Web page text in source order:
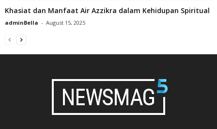
Khasiat dan Manfaat Air Azzikra dalam Kehidupan Spiritual
adminBella - August 15, 2025